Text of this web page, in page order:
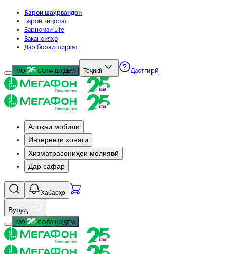
Барои шаҳрвандон
Барои тиҷорат
Барномаи Life
Вакансияҳо
Дар бораи ширкат
МО СОЛА ШУДЕМ Тоҷикӣ Дастгирӣ
Алоқаи мобилӣ
Интернети хонагӣ
Хизматрасониҳои молиявӣ
Дар сафар
Хабарҳо
Вуруд
МО СОЛА ШУДЕМ